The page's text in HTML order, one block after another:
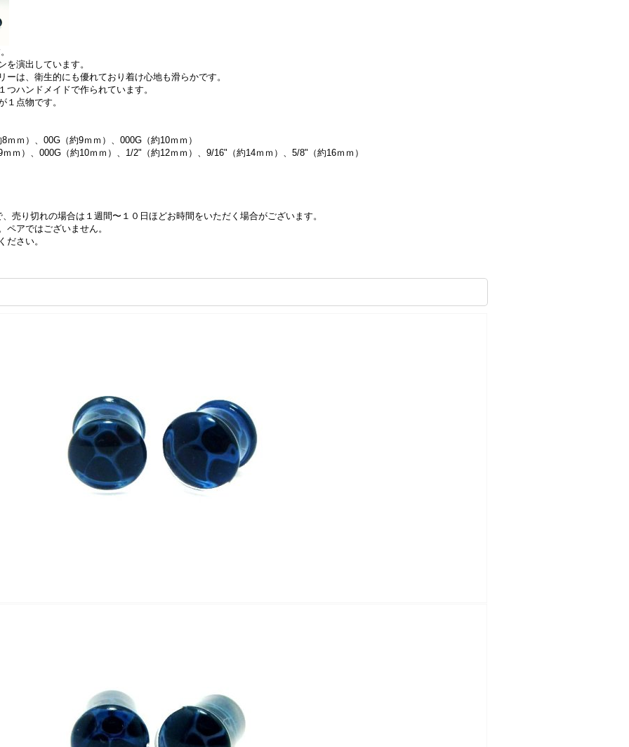
を演出しています。
は、衛生的にも優れており着け心地も滑らかです。
ハンドメイドで作られています。
１点物です。
ｍ）、00G（約9ｍｍ）、000G（約10ｍｍ）
ｍ）、000G（約10ｍｍ）、1/2"（約12ｍｍ）、9/16"（約14ｍｍ）、5/8"（約16ｍｍ）
売り切れの場合は１週間〜１０日ほどお時間をいただく場合がございます。
ペアではございません。
ださい。